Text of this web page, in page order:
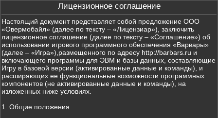
Лицензионное соглашение
Настоящий документ представляет собой предложение ООО
«Овермобайл» (далее по тексту – «Лицензиар»), заключить
лицензионное соглашение (далее по тексту – «Соглашение») об
использовании игрового программного обеспечения «Варвары»
(далее – «Игра»),размещенного по адресу http://barbars.ru и
включающего программы для ЭВМ и базы данных, составляющие
Игру в базовой версии (активированные данные и команды), и
расширяющих ее функциональные возможности программных
компонентов (не активированные данные и команды), на
изложенных ниже условиях.
1. Общие положения